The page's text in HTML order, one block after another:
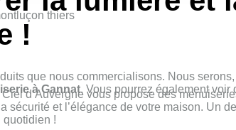
!
d’Auvergne vous propose des
sécurité et l’élégance de votre maison. Un
quotidien !
que nous commercialisons. Nous
à Gannat. Vous pourrez également voir